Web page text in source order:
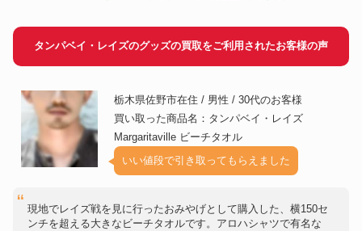
タンパベイ・レイズのグッズの買取をご利用されたお客様の声
栃木県佐野市在住 / 男性 / 30代のお客様
買い取った商品名：タンパベイ・レイズ
Margaritaville ビーチタオル
いい値段で引き取ってもらえました
現地でレイズ戦を見に行ったおみやげとして購入した、横150セ
ンチを超える大きなビーチタオルです。アロハシャツで有名な